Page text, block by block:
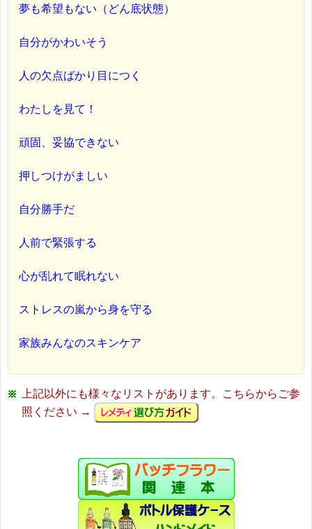
夢も希望もない（どん底状態）
自分がかわいそう
人の欠点ばかり目につく
わたしを見て！
頑固、妥協できない
押しつけがましい
自分勝手だ
人前で緊張する
心が乱れて眠れない
ストレスの嵐から身を守る
家族みんなのスキンケア
上記以外にも様々なリストがあります。こちらからご参
照ください →